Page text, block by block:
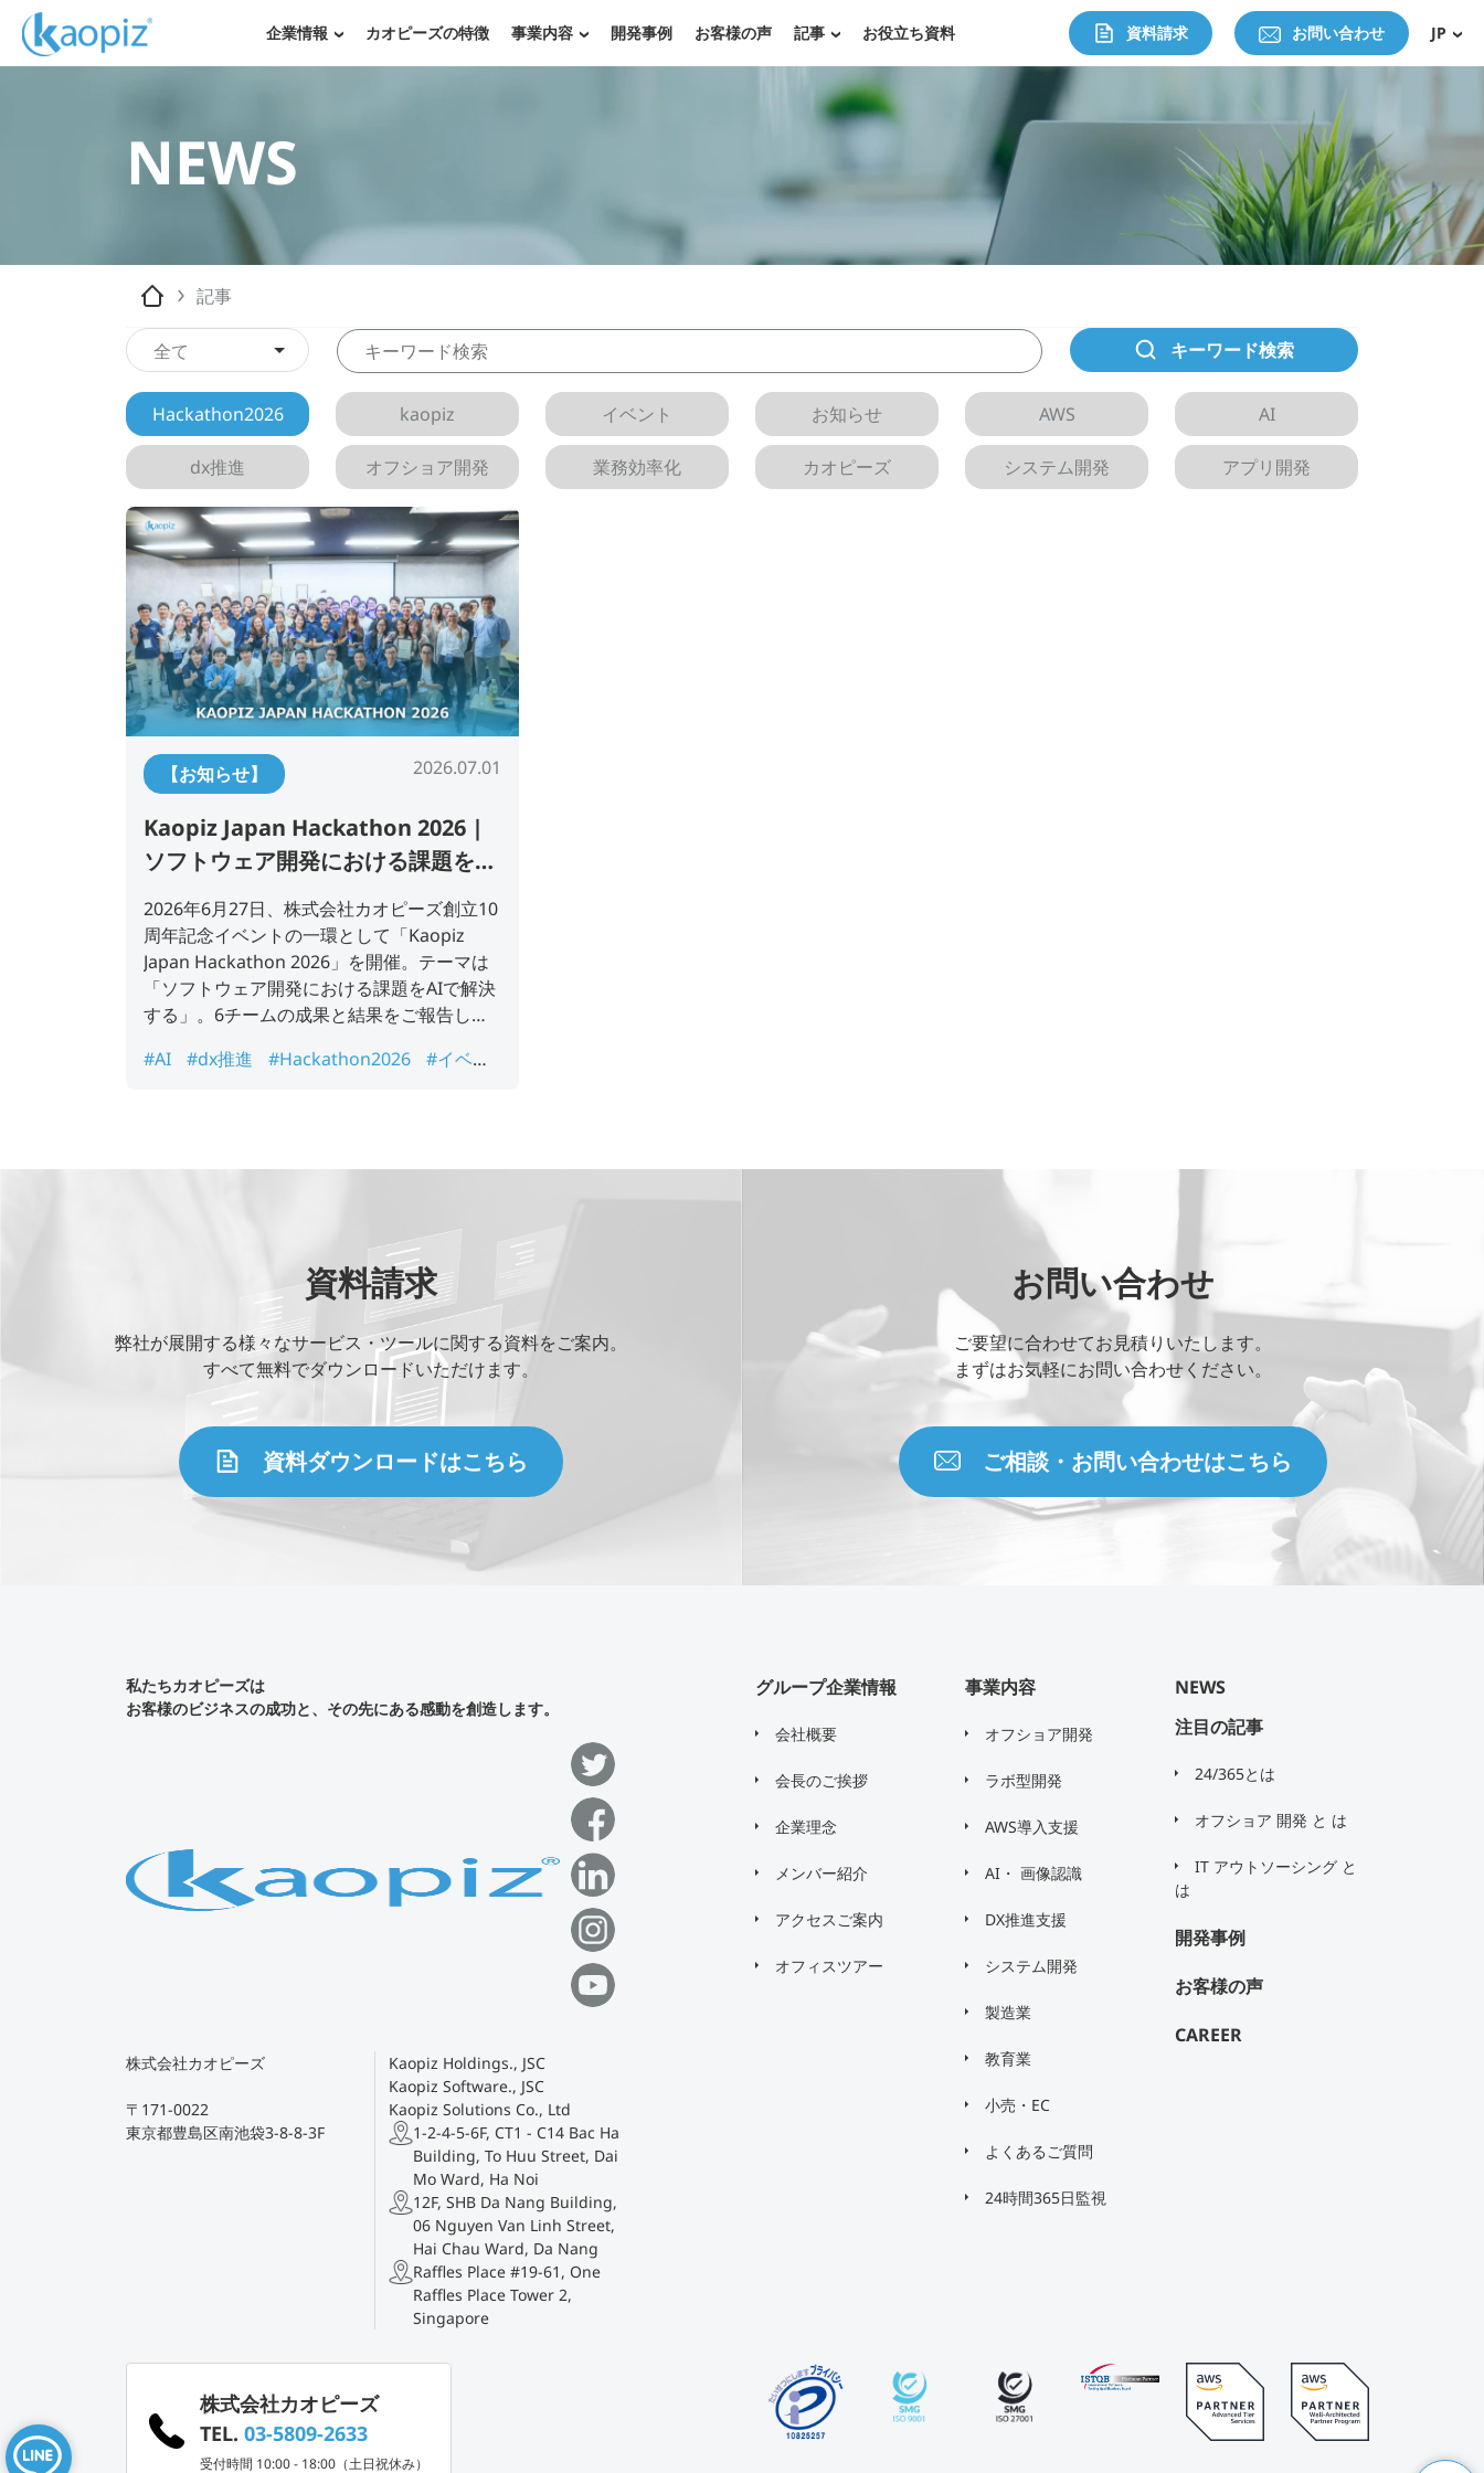
企業情報 カオピーズの特徴 事業内容 開発事例 お客様の声 記事 お役立ち資料 JP
資料請求 お問い合わせ
NEWS
記事
全て キーワード検索
Hackathon2026 kaopiz イベント お知らせ AWS AI
dx推進 オフショア開発 業務効率化 カオピーズ システム開発 アプリ開発
【お知らせ】 2026.07.01
Kaopiz Japan Hackathon 2026 |
ソフトウェア開発における課題をAI
で解決する
2026年6月27日、株式会社カオピーズ創立10
周年記念イベントの一環として「Kaopiz
Japan Hackathon 2026」を開催。テーマは
「ソフトウェア開発における課題をAIで解決
する」。6チームの成果と結果をご報告しま
#AI #dx推進 #Hackathon2026
#イベン
資料請求
弊社が展開する様々なサービス・ツールに関する資料をご案内。
すべて無料でダウンロードいただけます。
資料ダウンロードはこちら
お問い合わせ
ご要望に合わせてお見積りいたします。
まずはお気軽にお問い合わせください。
ご相談・お問い合わせはこちら
私たちカオピーズは
お客様のビジネスの成功と、その先にある感動を創造します。
株式会社カオピーズ
〒171-0022
東京都豊島区南池袋3-8-8-3F
Kaopiz Holdings., JSC
Kaopiz Software., JSC
Kaopiz Solutions Co., Ltd
1-2-4-5-6F, CT1 - C14 Bac Ha
Building, To Huu Street, Dai
Mo Ward, Ha Noi
12F, SHB Da Nang Building,
06 Nguyen Van Linh Street,
Hai Chau Ward, Da Nang
Raffles Place #19-61, One
Raffles Place Tower 2,
Singapore
グループ企業情報
会社概要
会長のご挨拶
企業理念
メンバー紹介
アクセスご案内
オフィスツアー
事業内容
オフショア開発
ラボ型開発
AWS導入支援
AI・ 画像認識
DX推進支援
システム開発
製造業
教育業
小売・EC
よくあるご質問
24時間365日監視
NEWS
注目の記事
24/365とは
オフショア 開発 と は
IT アウトソーシング と
は
開発事例
お客様の声
CAREER
株式会社カオピーズ
TEL. 03-5809-2633
受付時間 10:00 - 18:00（土日祝休み）